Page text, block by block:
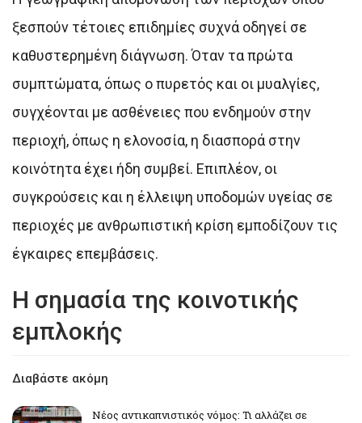
ξεσπούν τέτοιες επιδημίες συχνά οδηγεί σε
καθυστερημένη διάγνωση. Όταν τα πρώτα
συμπτώματα, όπως ο πυρετός και οι μυαλγίες,
συγχέονται με ασθένειες που ενδημούν στην
περιοχή, όπως η ελονοσία, η διασπορά στην
κοινότητα έχει ήδη συμβεί. Επιπλέον, οι
συγκρούσεις και η έλλειψη υποδομών υγείας σε
περιοχές με ανθρωπιστική κρίση εμποδίζουν τις
έγκαιρες επεμβάσεις.
Η σημασία της κοινοτικής
εμπλοκής
Διαβάστε ακόμη
Νέος αντικαπνιστικός νόμος: Τι αλλάζει σε